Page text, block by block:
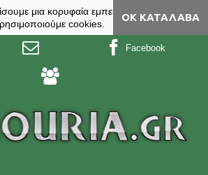
μια κορυφαία εμπειρία, στο site
cookies.
ΟΚ ΚΑΤΆΛΑΒΑ
Facebook